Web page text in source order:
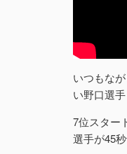
いつもな
い野口選手
7位スター
選手が45